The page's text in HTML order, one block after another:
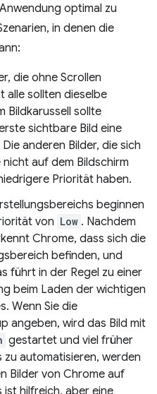
optimal zu
in denen die
die ohne Scrollen
alle sollten dieselbe
Bildkarussell sollte
sichtbare Bild eine
anderen Bilder, die sich
auf dem Bildschirm
Priorität haben.
beginnen
von Low . Nachdem
Chrome, dass sich die
befinden, und
führt in der Regel zu einer
beim Laden der wichtigen
Wenn Sie die
angeben, wird das Bild mit
gestartet und viel früher
zu automatisieren, werden
Bilder von Chrome auf
ist hilfreich, aber eine